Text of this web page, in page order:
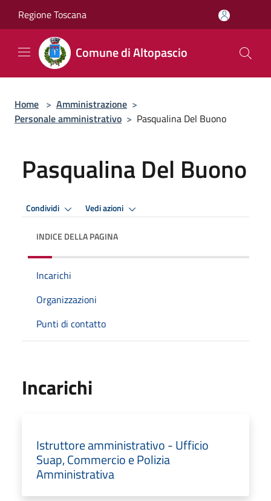
Regione Toscana
Comune di Altopascio
Home > Amministrazione >
Personale amministrativo > Pasqualina Del Buono
Pasqualina Del Buono
Condividi Vedi azioni
INDICE DELLA PAGINA
Incarichi
Organizzazioni
Punti di contatto
Incarichi
Istruttore amministrativo - Ufficio
Suap, Commercio e Polizia
Amministrativa